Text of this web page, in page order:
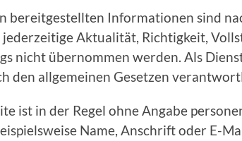
bereitgestellten Informationen sind
Aktualität, Richtigkeit,
nicht übernommen werden. Als
den allgemeinen Gesetzen
ist in der Regel ohne Angabe
Name, Anschrift oder E-